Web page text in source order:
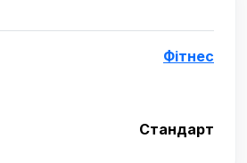
Фітнес
Стандарт